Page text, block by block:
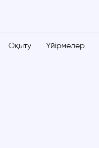
Оқыту Үйірмелер